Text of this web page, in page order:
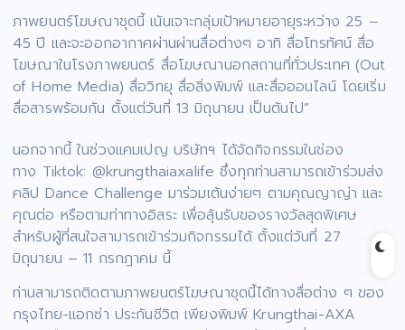
ภาพยนตร์โฆษณาชุดนี้ เน้นเจาะกลุ่มเป้าหมายอายุระหว่าง 25 –
45 ปี และจะออกอากาศผ่านผ่านสื่อต่างๆ อาทิ สื่อโทรทัศน์ สื่อ
โฆษณาในโรงภาพยนตร์ สื่อโฆษณานอกสถานที่ทั่วประเทศ (Out
of Home Media) สื่อวิทยุ สื่อสิ่งพิมพ์ และสื่อออนไลน์ โดยเริ่ม
สื่อสารพร้อมกัน ตั้งแต่วันที่ 13 มิถุนายน เป็นต้นไป”
นอกจากนี้ ในช่วงแคมเปญ บริษัทฯ ได้จัดกิจกรรมในช่อง
ทาง Tiktok: @krungthaiaxalife ซึ่งทุกท่านสามารถเข้าร่วมส่ง
คลิป Dance Challenge มาร่วมเต้นง่ายๆ ตามคุณญาญ่า และ
คุณต่อ หรือตามท่าทางอิสระ เพื่อลุ้นรับของรางวัลสุดพิเศษ
สำหรับผู้ที่สนใจสามารถเข้าร่วมกิจกรรมได้ ตั้งแต่วันที่ 27
มิถุนายน – 11 กรกฎาคม นี้
ท่านสามารถติดตามภาพยนตร์โฆษณาชุดนี้ได้ทางสื่อต่าง ๆ ของ
กรุงไทย-แอกซ่า ประกันชีวิต เพียงพิมพ์ Krungthai-AXA